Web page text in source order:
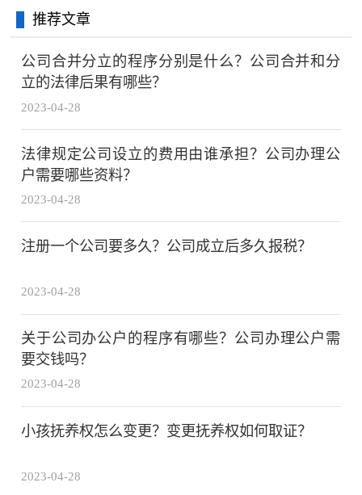
推荐文章
公司合并分立的程序分别是什么？公司合并和分
立的法律后果有哪些？
2023-04-28
法律规定公司设立的费用由谁承担？公司办理公
户需要哪些资料？
2023-04-28
注册一个公司要多久？公司成立后多久报税？
2023-04-28
关于公司办公户的程序有哪些？公司办理公户需
要交钱吗？
2023-04-28
小孩抚养权怎么变更？变更抚养权如何取证？
2023-04-28